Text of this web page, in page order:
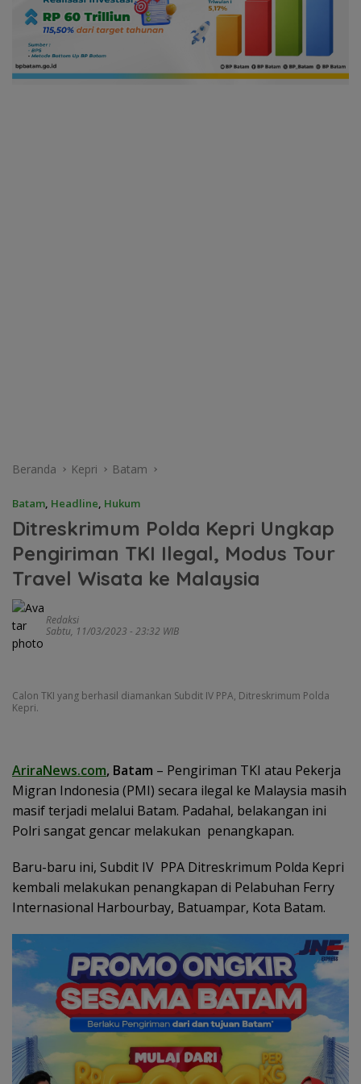
Beranda Kepri Batam
Batam, Headline, Hukum
Ditreskrimum Polda Kepri Ungkap
Pengiriman TKI Ilegal, Modus Tour
Travel Wisata ke Malaysia
Redaksi
Sabtu, 11/03/2023 - 23:32 WIB
Calon TKI yang berhasil diamankan Subdit IV PPA, Ditreskrimum Polda
Kepri.
AriraNews.com, Batam – Pengiriman TKI atau Pekerja
Migran Indonesia (PMI) secara ilegal ke Malaysia masih
masif terjadi melalui Batam. Padahal, belakangan ini
Polri sangat gencar melakukan penangkapan.
Baru-baru ini, Subdit IV PPA Ditreskrimum Polda Kepri
kembali melakukan penangkapan di Pelabuhan Ferry
Internasional Harbourbay, Batuampar, Kota Batam.